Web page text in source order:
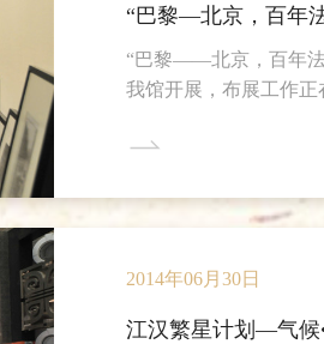
“巴黎—北京，百年
“巴黎——北京，百年法
我馆开展，布展工作
览进行了交流。 本次
2014年06月30日
江汉繁星计划—气候